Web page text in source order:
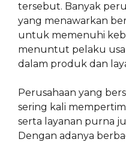
tersebut. Banyak
yang menawarkan
untuk memenuhi
menuntut pelaku
dalam produk dan
Perusahaan yang
sering kali
serta layanan purna
Dengan adanya